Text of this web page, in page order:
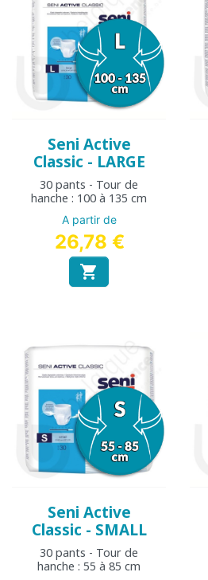
Seni Active
Classic - LARGE
30 pants - Tour de
hanche : 100 à 135 cm
A partir de
26,78 €

Seni Active
Classic - SMALL
30 pants - Tour de
hanche : 55 à 85 cm